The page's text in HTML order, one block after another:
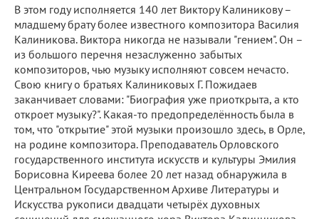
В этом году исполняется 140 лет Виктору Калиникову –
младшему брату более известного композитора Василия
Калиникова. Виктора никогда не называли "гением". Он –
из большого перечня незаслуженно забытых
композиторов, чью музыку исполняют совсем нечасто.
Свою книгу о братьях Калиниковых Г. Пожидаев
заканчивает словами: "Биография уже приоткрыта, а кто
откроет музыку?". Какая-то предопределённость была в
том, что "открытие" этой музыки произошло здесь, в Орле,
на родине композитора. Преподаватель Орловского
государственного института искусств и культуры Эмилия
Борисовна Киреева более 20 лет назад обнаружила в
Центральном Государственном Архиве Литературы и
Искусства рукописи двадцати четырёх духовных